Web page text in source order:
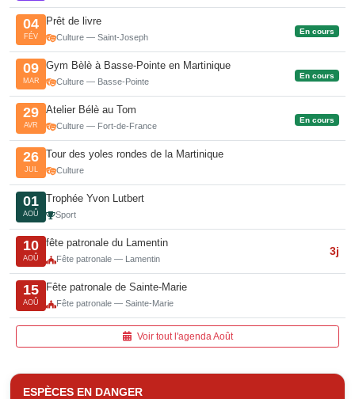
04
FÉV
Prêt de livre
Culture — Saint-Joseph
En cours
09
MAR
Gym Bèlè à Basse-Pointe en Martinique
Culture — Basse-Pointe
En cours
29
AVR
Atelier Bélè au Tom
Culture — Fort-de-France
En cours
26
JUL
Tour des yoles rondes de la Martinique
Culture
01
AOÛ
Trophée Yvon Lutbert
Sport
10
AOÛ
fête patronale du Lamentin
Fête patronale — Lamentin
3j
15
AOÛ
Fête patronale de Sainte-Marie
Fête patronale — Sainte-Marie
Voir tout l'agenda Août
ESPÈCES EN DANGER